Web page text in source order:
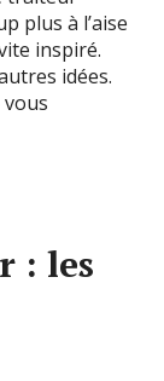
plus à l’aise
inspiré.
idées.
: les